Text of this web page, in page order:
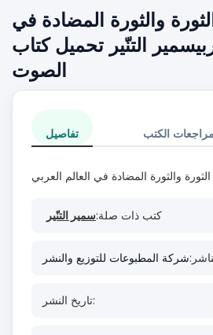
والثورة المضادة في
التنّير تحميل كتاب
الصوت
تفاصيل مراجعات الكتب
والثورة المضادة في العالم العربي
كتب ذات صلة:سمير التنّير
شركة المطبوعات للتوزيع والنشر
تاريخ النشر: